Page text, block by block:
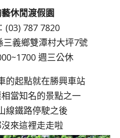
休閒渡假園
(03) 787 7820
三義鄉雙潭村大坪7號
週三公休
的起點就在勝興車站
當知名的景點之一
線鐵路停駛之後
來這裡走走啦